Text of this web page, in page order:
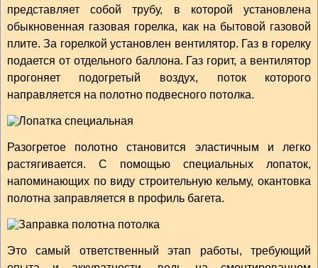
представляет собой трубу, в которой установлена
обыкновенная газовая горелка, как на бытовой газовой
плите. За горелкой установлен вентилятор. Газ в горелку
подается от отдельного баллона. Газ горит, а вентилятор
прогоняет подогретый воздух, поток которого
направляется на полотно подвесного потолка.
Разогретое полотно становится эластичным и легко
растягивается. С помощью специальных лопаток,
напоминающих по виду строительную кельму, окантовка
полотна заправляется в профиль багета.
Это самый ответственный этап работы, требующий